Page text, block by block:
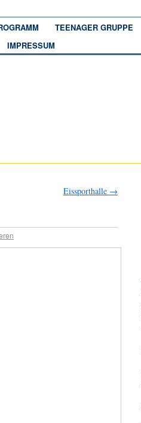
TEENAGER GRUPPE
IMPRESSUM
Eissporthalle →